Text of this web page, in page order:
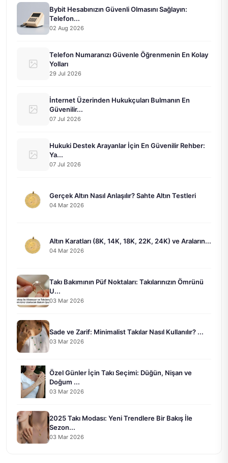
Bybit Hesabınızın Güvenli Olmasını Sağlayın:
Telefon...
02 Aug 2026
Telefon Numaranızı Güvenle Öğrenmenin En Kolay
Yolları
29 Jul 2026
İnternet Üzerinden Hukukçuları Bulmanın En
Güvenilir...
07 Jul 2026
Hukuki Destek Arayanlar İçin En Güvenilir Rehber:
Ya...
07 Jul 2026
Gerçek Altın Nasıl Anlaşılır? Sahte Altın Testleri
04 Mar 2026
Altın Karatları (8K, 14K, 18K, 22K, 24K) ve Araların...
04 Mar 2026
Takı Bakımının Püf Noktaları: Takılarınızın Ömrünü
U...
03 Mar 2026
Sade ve Zarif: Minimalist Takılar Nasıl Kullanılır? ...
03 Mar 2026
Özel Günler İçin Takı Seçimi: Düğün, Nişan ve
Doğum ...
03 Mar 2026
2025 Takı Modası: Yeni Trendlere Bir Bakış İle
Sezon...
03 Mar 2026